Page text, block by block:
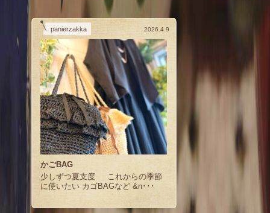
panierzakka 2026.4.9
かごBAG
少しずつ夏支度 これからの季節
に使いたい カゴBAGなど &n･･･